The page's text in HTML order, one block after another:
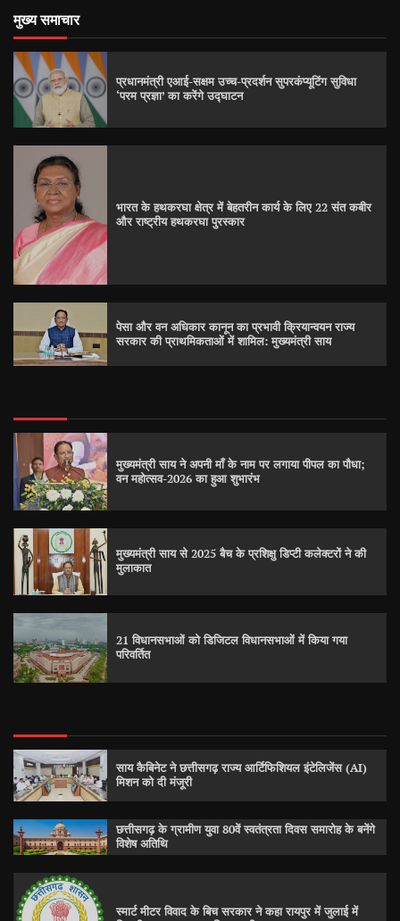
मुख्य समाचार
प्रधानमंत्री एआई-सक्षम उच्च-प्रदर्शन सुपरकंप्यूटिंग सुविधा
‘परम प्रज्ञा’ का करेंगे उद्घाटन
भारत के हथकरघा क्षेत्र में बेहतरीन कार्य के लिए 22 संत कबीर
और राष्ट्रीय हथकरघा पुरस्कार
पेसा और वन अधिकार कानून का प्रभावी क्रियान्वयन राज्य
सरकार की प्राथमिकताओं में शामिल: मुख्यमंत्री साय
मुख्यमंत्री साय ने अपनी माँ के नाम पर लगाया पीपल का पौधा;
वन महोत्सव-2026 का हुआ शुभारंभ
मुख्यमंत्री साय से 2025 बैच के प्रशिक्षु डिप्टी कलेक्टरों ने की
मुलाकात
21 विधानसभाओं को डिजिटल विधानसभाओं में किया गया
परिवर्तित
साय कैबिनेट ने छत्तीसगढ़ राज्य आर्टिफिशियल इंटेलिजेंस (AI)
मिशन को दी मंजूरी
छत्तीसगढ़ के ग्रामीण युवा 80वें स्वतंत्रता दिवस समारोह के बनेंगे
विशेष अतिथि
स्मार्ट मीटर विवाद के बिच सरकार ने कहा रायपुर में जुलाई में